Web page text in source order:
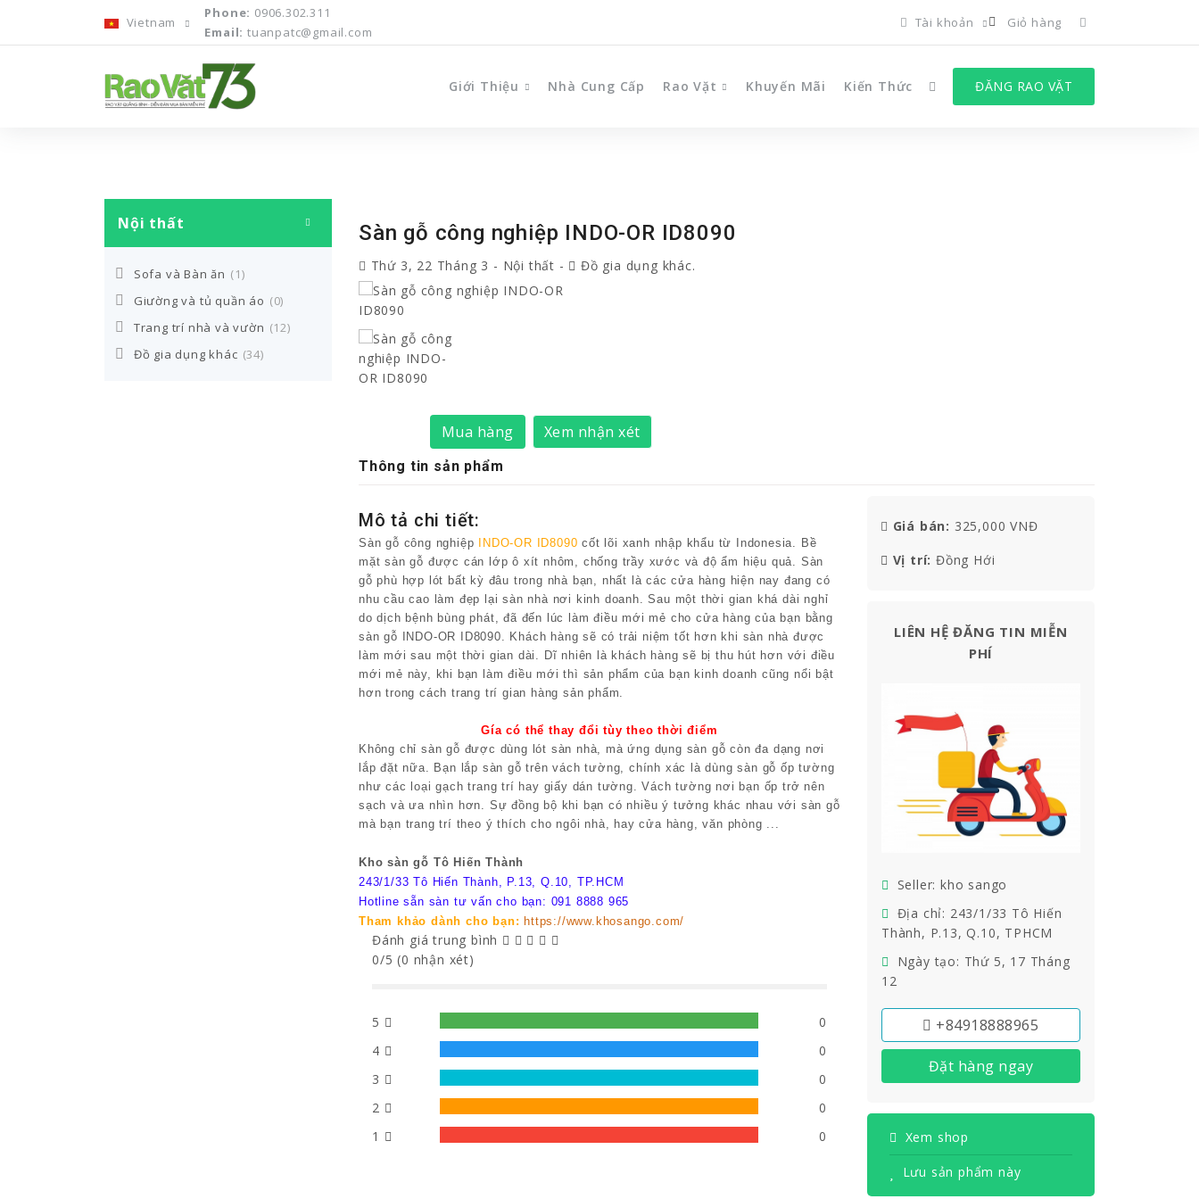
Vietnam
Phone: 0906.302.311
Email: tuanpatc@gmail.com
Tài khoản Giỏ hàng
Giới Thiệu Nhà Cung Cấp Rao Vặt Khuyến Mãi Kiến Thức ĐĂNG RAO VẶT
Nội thất
Sofa và Bàn ăn (1)
Giường và tủ quần áo (0)
Trang trí nhà và vườn (12)
Đồ gia dụng khác (34)
Sàn gỗ công nghiệp INDO-OR ID8090
Thứ 3, 22 Tháng 3 - Nội thất - Đồ gia dụng khác.
Mua hàng Xem nhận xét
Thông tin sản phẩm
Mô tả chi tiết:
Sàn gỗ công nghiệp INDO-OR ID8090 cốt lõi xanh nhập khẩu từ Indonesia. Bề
mặt sàn gỗ được cán lớp ô xít nhôm, chống trầy xước và độ ẩm hiệu quả. Sàn
gỗ phù hợp lót bất kỳ đâu trong nhà bạn, nhất là các cửa hàng hiện nay đang có
nhu cầu cao làm đẹp lại sàn nhà nơi kinh doanh. Sau một thời gian khá dài nghỉ
do dịch bệnh bùng phát, đã đến lúc làm điều mới mẻ cho cửa hàng của bạn bằng
sàn gỗ INDO-OR ID8090. Khách hàng sẽ có trải niệm tốt hơn khi sàn nhà được
làm mới sau một thời gian dài. Dĩ nhiên là khách hàng sẽ bị thu hút hơn với điều
mới mẻ này, khi bạn làm điều mới thì sản phẩm của bạn kinh doanh cũng nổi bật
hơn trong cách trang trí gian hàng sản phẩm.
Gía có thể thay đổi tùy theo thời điểm
Không chỉ sàn gỗ được dùng lót sàn nhà, mà ứng dụng sàn gỗ còn đa dạng nơi
lắp đặt nữa. Bạn lắp sàn gỗ trên vách tường, chính xác là dùng sàn gỗ ốp tường
như các loại gạch trang trí hay giấy dán tường. Vách tường nơi bạn ốp trở nên
sạch và ưa nhìn hơn. Sự đồng bộ khi bạn có nhiều ý tưởng khác nhau với sàn gỗ
mà bạn trang trí theo ý thích cho ngôi nhà, hay cửa hàng, văn phòng ...
Kho sàn gỗ Tô Hiến Thành
243/1/33 Tô Hiến Thành, P.13, Q.10, TP.HCM
Hotline sẵn sàn tư vấn cho bạn: 091 8888 965
Tham khảo dành cho bạn: https://www.khosango.com/
Đánh giá trung bình
0/5 (0 nhận xét)
5
0
4
0
3
0
2
0
1
0
Giá bán: 325,000 VNĐ
Vị trí: Đồng Hới
LIÊN HỆ ĐĂNG TIN MIỄN
PHÍ
Seller: kho sango
Địa chỉ: 243/1/33 Tô Hiến
Thành, P.13, Q.10, TPHCM
Ngày tạo: Thứ 5, 17 Tháng
12
+84918888965
Đặt hàng ngay
Xem shop
Lưu sản phẩm này